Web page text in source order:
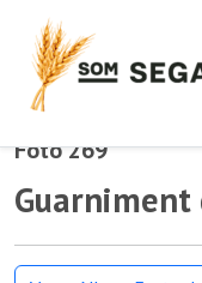
Foto 269
Guarniment